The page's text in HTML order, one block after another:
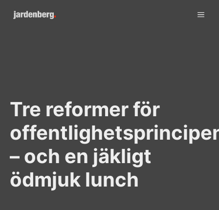
Tre reformer för
– och en jäkligt
ödmjuk lunch